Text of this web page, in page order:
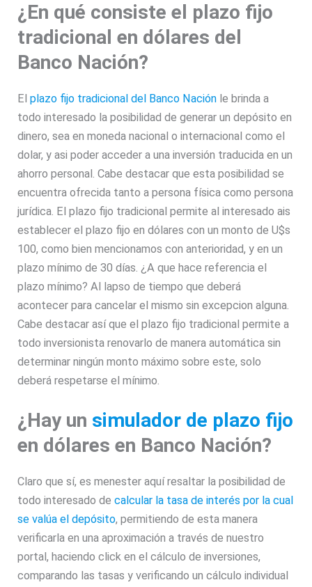
¿En qué consiste el plazo fijo
tradicional en dólares del
Banco Nación?
Elplazo fijo tradicional del Banco Nación le brinda a
todo interesado la posibilidad de generar un depósito en
dinero, sea en moneda nacional o internacional como el
dolar, y asi poder acceder a una inversión traducida en un
ahorro personal. Cabe destacar que esta posibilidad se
encuentra ofrecida tanto a persona física como persona
jurídica. El plazo fijo tradicional permite al interesado ais
establecer el plazo fijo en dólares con un monto de U$s
100, como bien mencionamos con anterioridad, y en un
plazo mínimo de 30 días. ¿A que hace referencia el
plazo mínimo? Al lapso de tiempo que deberá
acontecer para cancelar el mismo sin excepcion alguna.
Cabe destacar así que el plazo fijo tradicional permite a
todo inversionista renovarlo de manera automática sin
determinar ningún monto máximo sobre este, solo
deberá respetarse el mínimo.
¿Hay un simulador de plazo fijo
en dólares en Banco Nación?
Claro que sí, es menester aquí resaltar la posibilidad de
todo interesado decalcular la tasa de interés por la cual
se valúa el depósito, permitiendo de esta manera
verificarla en una aproximación a través de nuestro
portal, haciendo click en el cálculo de inversiones,
comparando las tasas y verificando un cálculo individual